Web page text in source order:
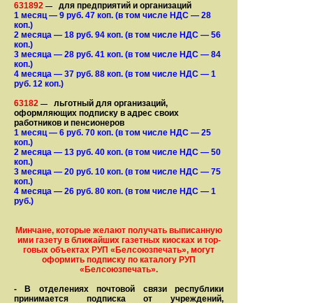
631892 —
для предприятий и организаций
1 месяц— 9 руб. 47 коп. (в том числе НДС — 28
коп.)
2 месяца — 18 руб. 94 коп. (в том числе НДС — 56
коп.)
3 месяца — 28 руб. 41 коп. (в том числе НДС — 84
коп.)
4 месяца — 37 руб. 88 коп. (в том числе НДС — 1
руб. 12 коп.)
63182 —
льготный для организаций,
оформляющих подписку в адрес своих
работников и пенсионеров
1 месяц— 6 руб. 70 коп. (в том числе НДС — 25
коп.)
2 месяца — 13 руб. 40 коп. (в том числе НДС — 50
коп.)
3 месяца — 20 руб. 10 коп. (в том числе НДС — 75
коп.)
4 месяца — 26 руб. 80 коп. (в том числе НДС — 1
руб.)
Минчане, которые желают получать вы­писанную
ими газету в бли­жай­ших газет­ных киосках и тор­
го­вых объе­ктах РУП «Белсоюзпечать», могут
оформить под­пис­ку по ка­та­ло­гу РУП
«Белсоюзпечать».
- В отделениях почтовой связи рес­пуб­лики
принимается подписка от учреждений,